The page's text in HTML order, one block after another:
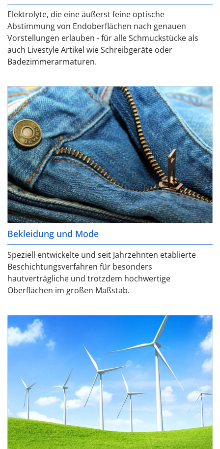
Elektrolyte, die eine äußerst feine optische
Abstimmung von Endoberflächen nach genauen
Vorstellungen erlauben - für alle Schmuckstücke als
auch Livestyle Artikel wie Schreibgeräte oder
Badezimmerarmaturen.
Bekleidung und Mode
Speziell entwickelte und seit Jahrzehnten etablierte
Beschichtungsverfahren für besonders
hautverträgliche und trotzdem hochwertige
Oberflächen im großen Maßstab.